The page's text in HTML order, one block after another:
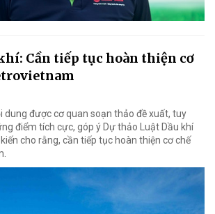
Cần tiếp tục hoàn thiện cơ
dung được cơ quan soạn thảo đề xuất, tuy
điểm tích cực, góp ý Dự thảo Luật Dầu khí
cho rằng, cần tiếp tục hoàn thiện cơ chế